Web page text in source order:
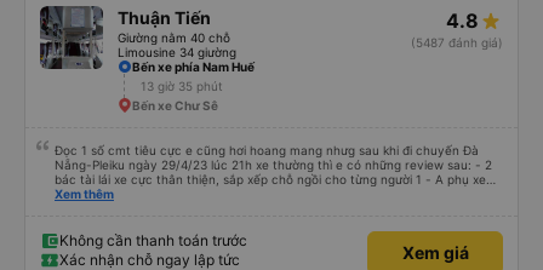
Thuận Tiến
Giường nằm 40 chỗ
Limousine 34 giường
4.8
(5487 đánh giá)
Bến xe phía Nam Huế
13 giờ 35 phút
Bến xe Chư Sê
Đọc 1 số cmt tiêu cực e cũng hơi hoang mang nhưg sau khi đi chuyến Đà
Nẵng-Pleiku ngày 29/4/23 lúc 21h xe thường thì e có những review sau: - 2
bác tài lái xe cực thân thiện, sắp xếp chỗ ngồi cho từng người 1 - A phụ xe
dui tính, chắc cùng tần số nên nói câu nào là cười câu đó - Xe xuất bến đúg
nhìn chug khá ổn, có dừng lại để đi vệ sinh.
Xem thêm
Không cần thanh toán trước
Xác nhận chỗ ngay lập tức
Xem giá